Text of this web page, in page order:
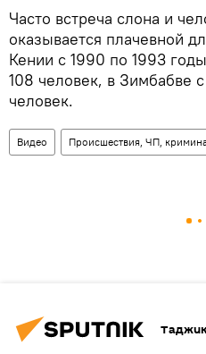
Часто встреча слона и
оказывается плачевной
Кении с 1990 по 1993
108 человек, в Зимбабве
человек.
Видео Происшествия, ЧП,